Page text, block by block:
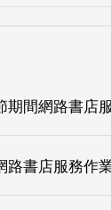
期間網路書店
路書店服務作